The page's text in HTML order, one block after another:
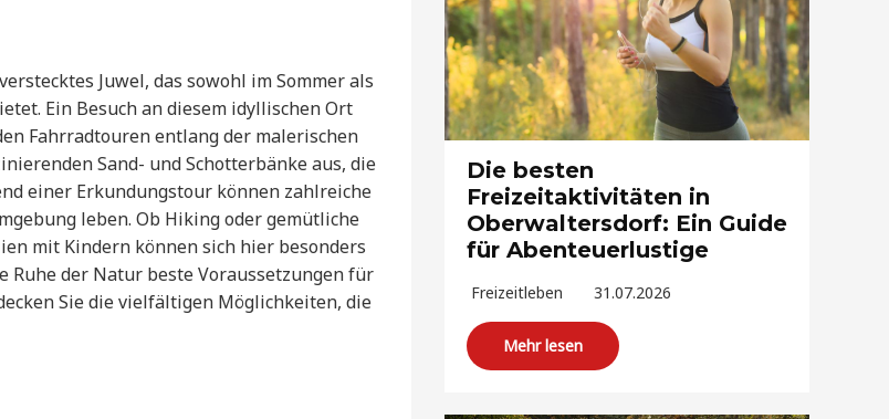
Juwel, das sowohl im Sommer als
Ein Besuch an diesem idyllischen Ort
Fahrradtouren entlang der malerischen
Sand- und Schotterbänke aus, die
einer Erkundungstour können zahlreiche
leben. Ob Hiking oder gemütliche
mit Kindern können sich hier besonders
der Natur beste Voraussetzungen für
Sie die vielfältigen Möglichkeiten, die
Die besten
Freizeitaktivitäten in
Oberwaltersdorf: Ein Guide
für Abenteuerlustige
Freizeitleben 31.07.2026
Mehr lesen